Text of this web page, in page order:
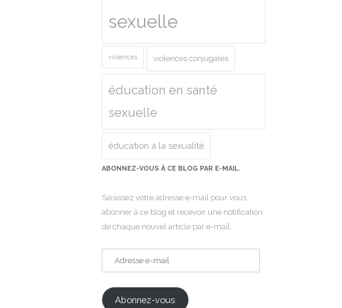
sexuelle
violences violences conjugales
éducation en santé
sexuelle
éducation à la sexualité
ABONNEZ-VOUS À CE BLOG PAR E-MAIL.
Saisissez votre adresse e-mail pour vous
abonner à ce blog et recevoir une notification
de chaque nouvel article par e-mail.
Adresse
e-
Abonnez-vous